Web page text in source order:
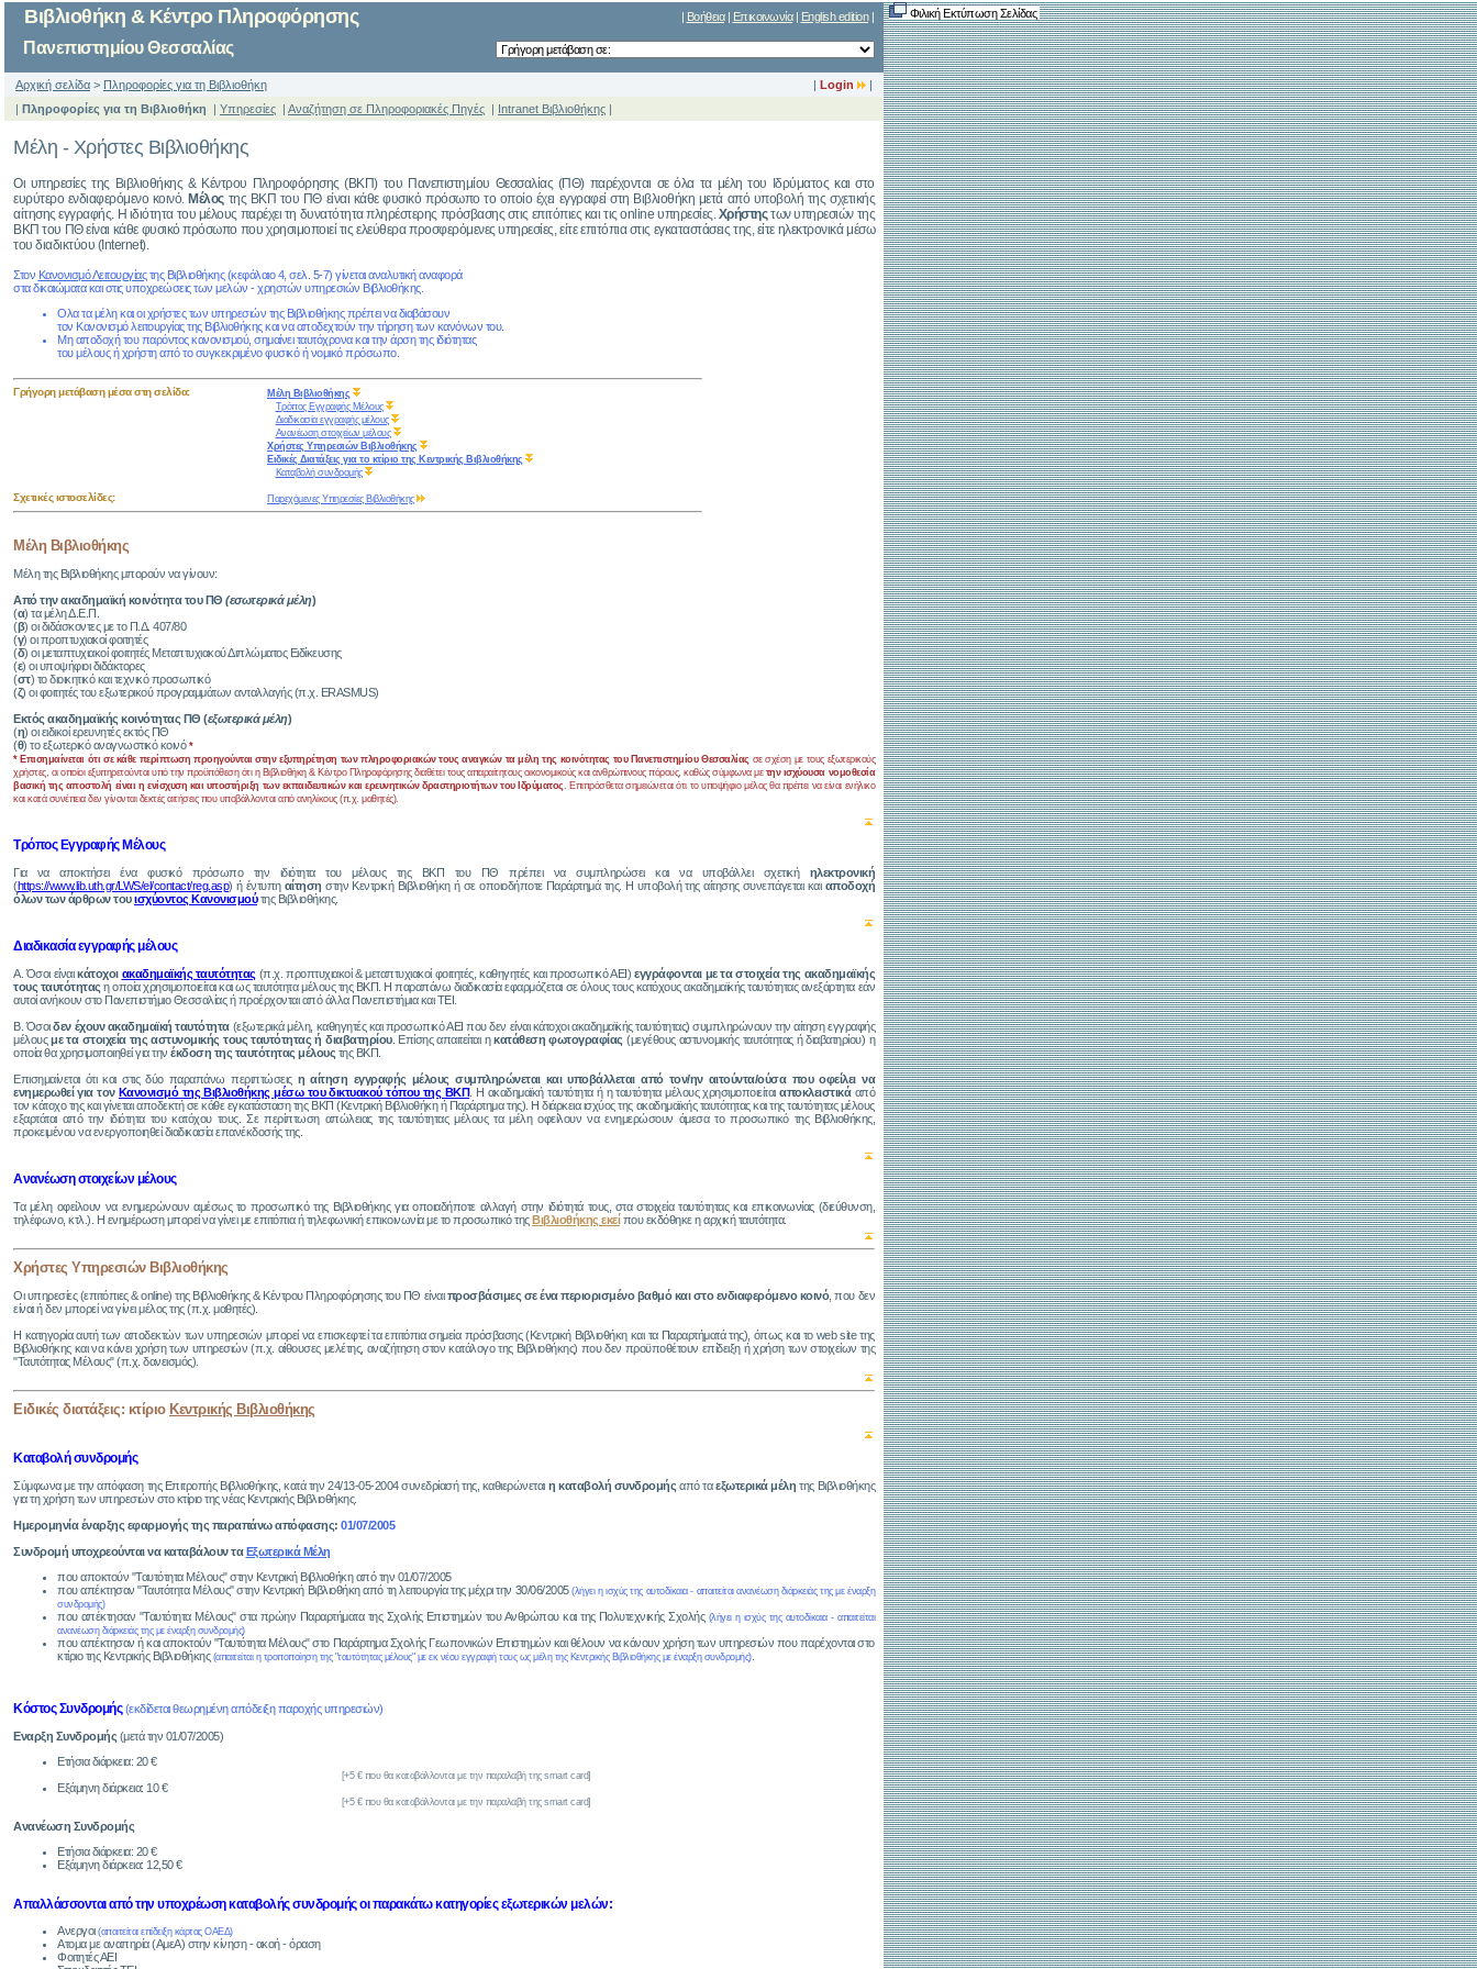
Βιβλιοθήκη & Κέντρο Πληροφόρησης | Βοήθεια| Επικοινωνία| English edition|
Πανεπιστημίου Θεσσαλίας
Αρχική σελίδα > Πληροφορίες για τη Βιβλιοθήκη | Login
|
| Πληροφορίες για τη Βιβλιοθήκη | Υπηρεσίες | Αναζήτηση σε Πληροφοριακές Πηγές | Intranet Βιβλιοθήκης |
Μέλη - Χρήστες Βιβλιοθήκης
Οι υπηρεσίες της Βιβλιοθήκης & Κέντρου Πληροφόρησης (ΒΚΠ) του Πανεπιστημίου Θεσσαλίας (ΠΘ) παρέχονται σε όλα τα μέλη του Ιδρύματος και στο
ευρύτερο ενδιαφερόμενο κοινό. Μέλοςτης ΒΚΠ του ΠΘ είναι κάθε φυσικό πρόσωπο το οποίο έχει εγγραφεί στη Βιβλιοθήκη μετά από υποβολή της σχετικής
αίτησης εγγραφής. Η ιδιότητα του μέλους παρέχει τη δυνατότητα πληρέστερης πρόσβασης στις επιτόπιες και τις online υπηρεσίες.Χρήστηςτων υπηρεσιών της
ΒΚΠ του ΠΘ είναι κάθε φυσικό πρόσωπο που χρησιμοποιεί τις ελεύθερα προσφερόμενες υπηρεσίες, είτε επιτόπια στις εγκαταστάσεις της, είτε ηλεκτρονικά μέσω
του διαδικτύου (Internet).
Στον Κανονισμό Λειτουργίαςτης Βιβλιοθήκης (κεφάλαιο 4, σελ. 5-7) γίνεται αναλυτική αναφορά
στα δικαιώματα και στις υποχρεώσεις των μελών - χρηστών υπηρεσιών Βιβλιοθήκης.
Ολα τα μέλη και οι χρήστες των υπηρεσιών της Βιβλιοθήκης πρέπει να διαβάσουν
τον Κανονισμό λειτουργίας της Βιβλιοθήκης και να αποδεχτούν την τήρηση των κανόνων του.
Μη αποδοχή του παρόντος κανονισμού, σημαίνει ταυτόχρονα και την άρση της ιδιότητας
του μέλους ή χρήστη από το συγκεκριμένο φυσικό ή νομικό πρόσωπο.
Γρήγορη μετάβαση μέσα στη σελίδα:
Μέλη Βιβλιοθήκης
Τρόπος Εγγραφής Μέλους
Διαδικασία εγγραφής μέλους
Ανανέωση στοιχείων μέλους
Χρήστες Υπηρεσιών Βιβλιοθήκης
Ειδικές Διατάξεις για το κτίριο της Κεντρικής Βιβλιοθήκης
Καταβολή συνδρομής
Σχετικές ιστοσελίδες: Παρεχόμενες Υπηρεσίες Βιβλιοθήκης
Μέλη Βιβλιοθήκης
Μέλη της Βιβλιοθήκης μπορούν να γίνουν:
Από την ακαδημαϊκή κοινότητα του ΠΘ (εσωτερικά μέλη)
(α) τα μέλη Δ.Ε.Π.
(β) οι διδάσκοντες με το Π.Δ. 407/80
(γ) οι προπτυχιακοί φοιτητές
(δ) οι μεταπτυχιακοί φοιτητές Μεταπτυχιακού Διπλώματος Ειδίκευσης
(ε) οι υποψήφιοι διδάκτορες
(στ) το διοικητικό και τεχνικό προσωπικό
(ζ) οι φοιτητές του εξωτερικού προγραμμάτων ανταλλαγής (π.χ. ERASMUS)
Εκτός ακαδημαϊκής κοινότητας ΠΘ (εξωτερικά μέλη)
(η) οι ειδικοί ερευνητές εκτός ΠΘ
(θ) το εξωτερικό αναγνωστικό κοινό *
* Επισημαίνεται ότι σε κάθε περίπτωση προηγούνται στην εξυπηρέτηση των πληροφοριακών τους αναγκών τα μέλη της κοινότητας του Πανεπιστημίου Θεσσαλίας σε σχέση με τους εξωτερικούς
χρήστες, οι οποίοι εξυπηρετούνται υπό την προϋπόθεση ότι η Βιβλιοθήκη & Κέντρο Πληροφόρησης διαθέτει τους απαραίτητους οικονομικούς και ανθρώπινους πόρους, καθώς σύμφωνα με την ισχύουσα νομοθεσία
βασική της αποστολή είναι η ενίσχυση και υποστήριξη των εκπαιδευτικών και ερευνητικών δραστηριοτήτων του Ιδρύματος. Επιπρόσθετα σημειώνεται ότι το υποψήφιο μέλος θα πρέπει να είναι ενήλικο
και κατά συνέπεια δεν γίνονται δεκτές αιτήσεις που υποβάλλονται από ανηλίκους (π.χ. μαθητές).
Τρόπος Εγγραφής Μέλους
Για να αποκτήσει ένα φυσικό πρόσωπο την ιδιότητα του μέλους της ΒΚΠ του ΠΘ πρέπει να συμπληρώσει και να υποβάλλει σχετική ηλεκτρονική
(https://www.lib.uth.gr/LWS/el/contact/reg.asp) ή έντυπη αίτηση στην Κεντρική Βιβλιοθήκη ή σε οποιοδήποτε Παράρτημά της. Η υποβολή της αίτησης συνεπάγεται και αποδοχή
όλων των άρθρων τουισχύοντος Κανονισμούτης Βιβλιοθήκης.
Διαδικασία εγγραφής μέλους
Α. Όσοι είναικάτοχοι ακαδημαϊκής ταυτότητας (π.χ. προπτυχιακοί & μεταπτυχιακοί φοιτητές, καθηγητές και προσωπικό ΑΕΙ)εγγράφονται με τα στοιχεία της ακαδημαϊκής
τους ταυτότητας η οποία χρησιμοποιείται και ως ταυτότητα μέλους της ΒΚΠ. Η παραπάνω διαδικασία εφαρμόζεται σε όλους τους κατόχους ακαδημαϊκής ταυτότητας ανεξάρτητα εάν
αυτοί ανήκουν στο Πανεπιστήμιο Θεσσαλίας ή προέρχονται από άλλα Πανεπιστήμια και ΤΕΙ.
Β. Όσοιδεν έχουν ακαδημαϊκή ταυτότητα(εξωτερικά μέλη, καθηγητές και προσωπικό ΑΕΙ που δεν είναι κάτοχοι ακαδημαϊκής ταυτότητας) συμπληρώνουν την αίτηση εγγραφής
μέλουςμε τα στοιχεία της αστυνομικής τους ταυτότητας ή διαβατηρίου. Επίσης απαιτείται ηκατάθεση φωτογραφίας (μεγέθους αστυνομικής ταυτότητας ή διαβατηρίου) η
οποία θα χρησιμοποιηθεί για την έκδοση της ταυτότητας μέλους της ΒΚΠ.
Επισημαίνεται ότι και στις δύο παραπάνω περιπτώσεις η αίτηση εγγραφής μέλους συμπληρώνεται και υποβάλλεται από τον/ην αιτούντα/ούσα που οφείλει να
ενημερωθεί για τον Κανονισμό της Βιβλιοθήκης μέσω του δικτυακού τόπου της ΒΚΠ. Η ακαδημαϊκή ταυτότητα ή η ταυτότητα μέλους χρησιμοποιείταιαποκλειστικάαπό
τον κάτοχο της και γίνεται αποδεκτή σε κάθε εγκατάσταση της ΒΚΠ (Κεντρική Βιβλιοθήκη ή Παράρτημα της). Η διάρκεια ισχύος της ακαδημαϊκής ταυτότητας και της ταυτότητας μέλους
εξαρτάται από την ιδιότητα του κατόχου τους. Σε περίπτωση απώλειας της ταυτότητας μέλους τα μέλη οφείλουν να ενημερώσουν άμεσα το προσωπικό της Βιβλιοθήκης,
προκειμένου να ενεργοποιηθεί διαδικασία επανέκδοσής της.
Ανανέωση στοιχείων μέλους
Τα μέλη οφείλουν να ενημερώνουν αμέσως το προσωπικό της Βιβλιοθήκης για οποιαδήποτε αλλαγή στην ιδιότητά τους, στα στοιχεία ταυτότητας και επικοινωνίας (διεύθυνση,
τηλέφωνο, κτλ.). Η ενημέρωση μπορεί να γίνει με επιτόπια ή τηλεφωνική επικοινωνία με το προσωπικό τηςΒιβλιοθήκης εκείπου εκδόθηκε η αρχική ταυτότητα.
Χρήστες Υπηρεσιών Βιβλιοθήκης
Οι υπηρεσίες (επιτόπιες & online) της Βιβλιοθήκης & Κέντρου Πληροφόρησης του ΠΘ είναιπροσβάσιμες σε ένα περιορισμένο βαθμό και στο ενδιαφερόμενο κοινό, που δεν
είναι ή δεν μπορεί να γίνει μέλος της (π.χ. μαθητές).
Η κατηγορία αυτή των αποδεκτών των υπηρεσιών μπορεί να επισκεφτεί τα επιτόπια σημεία πρόσβασης (Κεντρική Βιβλιοθήκη και τα Παραρτήματά της), όπως και το web site της
Βιβλιοθήκης και να κάνει χρήση των υπηρεσιών (π.χ. αίθουσες μελέτης, αναζήτηση στον κατάλογο της Βιβλιοθήκης) που δεν προϋποθέτουν επίδειξη ή χρήση των στοιχείων της
"Ταυτότητας Μέλους" (π.χ. δανεισμός).
Ειδικές διατάξεις: κτίριο Κεντρικής Βιβλιοθήκης
Καταβολή συνδρομής
Σύμφωνα με την απόφαση της Επιτροπής Βιβλιοθήκης, κατά την 24/13-05-2004 συνεδρίασή της, καθιερώνεται η καταβολή συνδρομήςαπό ταεξωτερικά μέλη της Βιβλιοθήκης
για τη χρήση των υπηρεσιών στο κτίριο της νέας Κεντρικής Βιβλιοθήκης.
Ημερομηνία έναρξης εφαρμογής της παραπάνω απόφασης: 01/07/2005
Συνδρομή υποχρεούνται να καταβάλουν τα Εξωτερικά Μέλη
που αποκτούν "Ταυτότητα Mέλους" στην Κεντρική Βιβλιοθήκη από την 01/07/2005
που απέκτησαν "Ταυτότητα Mέλους" στην Κεντρική Βιβλιοθήκη από τη λειτουργία της μέχρι την 30/06/2005(λήγει η ισχύς της αυτοδίκαια - απαιτείται ανανέωση διάρκειάς της με έναρξη
συνδρομής)
που απέκτησαν "Ταυτότητα Mέλους" στα πρώην Παραρτήματα της Σχολής Επιστημών του Ανθρώπου και της Πολυτεχνικής Σχολής (λήγει η ισχύς της αυτοδίκαια - απαιτείται
ανανέωση διάρκειάς της με έναρξη συνδρομής)
που απέκτησαν ή και αποκτούν "Ταυτότητα Mέλους" στο Παράρτημα Σχολής Γεωπονικών Επιστημών και θέλουν να κάνουν χρήση των υπηρεσιών που παρέχονται στο
κτίριο της Κεντρικής Βιβλιοθήκης (απαιτείται η τροποποίηση της "ταυτότητας μέλους" με εκ νέου εγγραφή τους ως μέλη της Κεντρικής Βιβλιοθήκης με έναρξη συνδρομής).
Κόστος Συνδρομής (εκδίδεται θεωρημένη απόδειξη παροχής υπηρεσιών)
Εναρξη Συνδρομής (μετά την 01/07/2005)
Ετήσια διάρκεια: 20 €
[+5 € που θα καταβάλλονται με την παραλαβή της smart card]
Εξάμηνη διάρκεια: 10 €
[+5 € που θα καταβάλλονται με την παραλαβή της smart card]
Ανανέωση Συνδρομής
Ετήσια διάρκεια: 20 €
Εξάμηνη διάρκεια: 12,50 €
Απαλλάσσονται από την υποχρέωση καταβολής συνδρομής οι παρακάτω κατηγορίες εξωτερικών μελών:
Ανεργοι (απαιτείται επίδειξη κάρτας ΟΑΕΔ)
Ατομα με αναπηρία (ΑμεΑ) στην κίνηση - ακοή - όραση
Φοιτητές ΑΕΙ
Φιλική Εκτύπωση Σελίδας